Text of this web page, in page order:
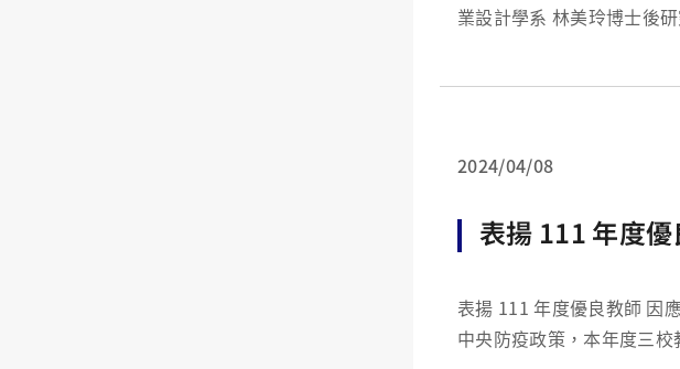
業設計學系 林美玲博士後研究員 本場演講於2022/05/05 (四)在深耕講堂舉行，邀
2024/04/08
表揚 111 年度
表揚 111 年度優良教師 因應全球「嚴重特殊傳染性肺炎」疫情尚未趨緩，為配合
中央防疫政策，本年度三校教師